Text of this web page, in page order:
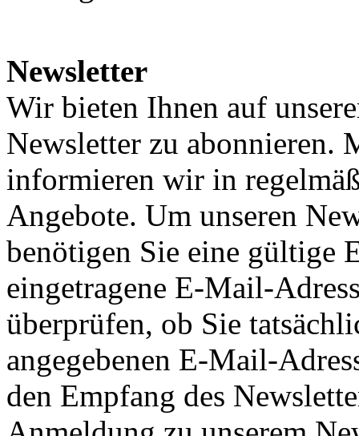
Newsletter
Wir bieten Ihnen auf
Newsletter zu abonnieren.
informieren wir in
Angebote. Um unseren
benötigen Sie eine gültige
eingetragene E-Mail-
überprüfen, ob Sie
angegebenen E-Mail-
den Empfang des